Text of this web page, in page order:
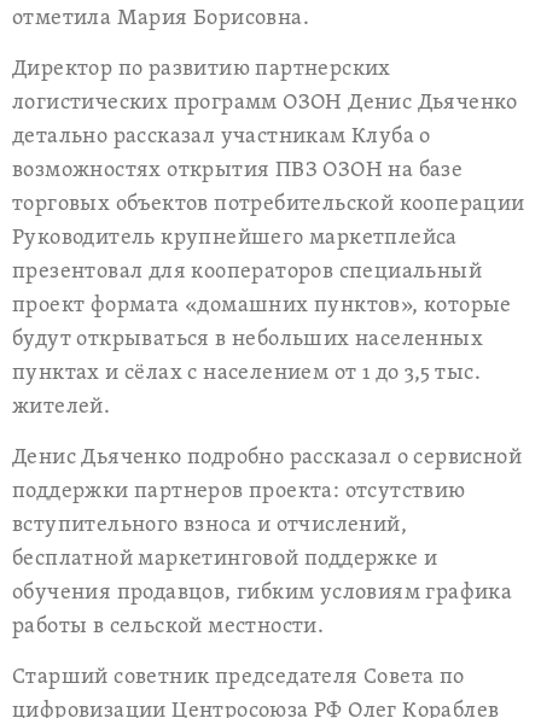
отметила Мария Борисовна.
Директор по развитию партнерских
логистических программ OЗОН Денис Дьяченко
детально рассказал участникам Клуба о
возможностях открытия ПВЗ ОЗОН на базе
торговых объектов потребительской кооперации
Руководитель крупнейшего маркетплейса
презентовал для кооператоров специальный
проект формата «домашних пунктов», которые
будут открываться в небольших населенных
пунктах и сёлах с населением от 1 до 3,5 тыс.
жителей.
Денис Дьяченко подробно рассказал о сервисной
поддержки партнеров проекта: отсутствию
вступительного взноса и отчислений,
бесплатной маркетинговой поддержке и
обучения продавцов, гибким условиям графика
работы в сельской местности.
Старший советник председателя Совета по
цифровизации Центросоюза РФ Олег Кораблев